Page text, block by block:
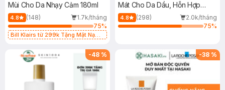
Mùi Cho Da Nhạy Cảm 180ml
4.8 (148)
1.7k/tháng
75%
Bill Klairs từ 299k Tặng Mặt Nạ
25ml (SL Có Hạn)
Mát Cho Da Dầu, Hỗn Hợp
400ml
4.8 (298)
2.0k/tháng
75%
-48 % -38 %